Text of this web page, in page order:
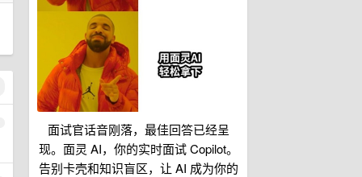
面试官话音刚落，最佳回答已经呈
现。面灵 AI，你的实时面试 Copilot。
告别卡壳和知识盲区，让 AI 成为你的